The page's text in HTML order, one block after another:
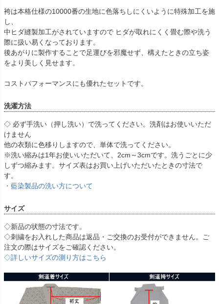
袴は本格仕様の10000番の生地に色落ちしにくいように特殊加工を施
し、
中ヒダ縫製加工がされていますので ヒダが取れにくく畳む際や洗う
際に扱い易くなっております。
後あがりに製作することで足運びを邪魔せず、構えたときの立ち姿
をより美しく見せます。
コストパフォーマンスにも優れたセットです。
洗濯方法
◇ 必ず手洗い（押し洗い）で洗ってください。洗剤はお使いいただ
けません
他の衣類に色移りしますので、単体で洗ってください。
※洗い縮みは1年お使いいただいて、2cm～3cmです。洗うごとに少
しずつ縮みます。サイズ表はお買い上げいただいたときの寸法で
す。
・藍染製品の洗い方について
サイズ
◇新品の状態の寸法です。
◇刺繍をお入れした商品は返品・ご交換のお受付ができません。ご
注文の際はサイズをご確認ください。
◇詳しいサイズの測り方はこちら